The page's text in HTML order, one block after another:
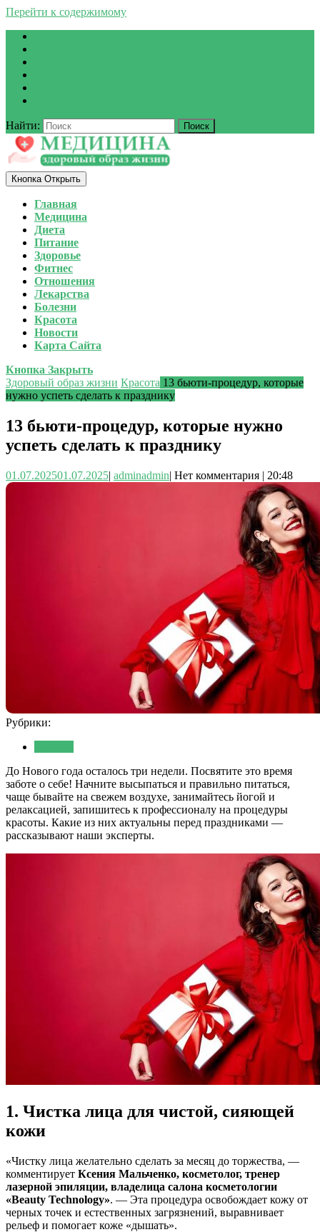
Перейти к содержимому
Найти:
Кнопка Открыть
Главная
Медицина
Диета
Питание
Здоровье
Фитнес
Отношения
Лекарства
Болезни
Красота
Новости
Карта Сайта
Кнопка Закрыть
Здоровый образ жизни Красота 13 бьюти-процедур, которые
нужно успеть сделать к празднику
13 бьюти-процедур, которые нужно
успеть сделать к празднику
01.07.202501.07.2025| adminadmin| Нет комментария | 20:48
Рубрики:
До Нового года осталось три недели. Посвятите это время
заботе о себе! Начните высыпаться и правильно питаться,
чаще бывайте на свежем воздухе, занимайтесь йогой и
релаксацией, запишитесь к профессионалу на процедуры
красоты. Какие из них актуальны перед праздниками —
рассказывают наши эксперты.
1. Чистка лица для чистой, сияющей
кожи
«Чистку лица желательно сделать за месяц до торжества, —
комментирует Ксения Мальченко, косметолог, тренер
лазерной эпиляции, владелица салона косметологии
«Beauty Technology». — Эта процедура освобождает кожу от
черных точек и естественных загрязнений, выравнивает
рельеф и помогает коже «дышать».